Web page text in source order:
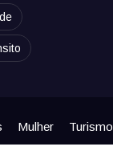
Mulher Turismo